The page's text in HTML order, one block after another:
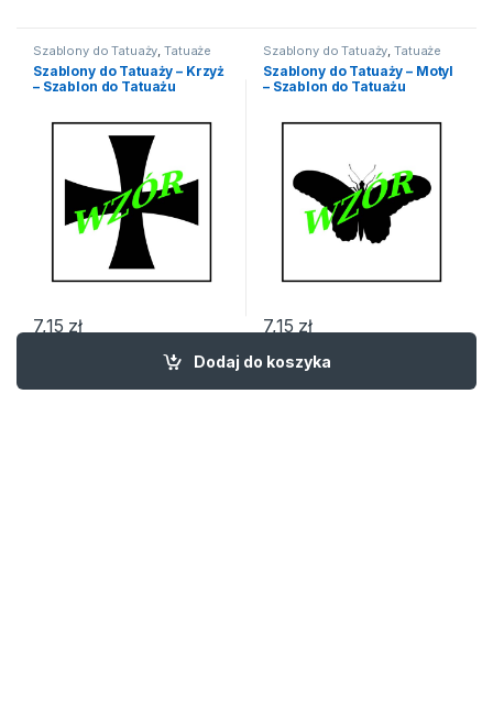
Dodaj do koszyka
Szablony do Tatuaży,Tatuaże
Szablony do Tatuaży – Krzyż
– Szablon do Tatuażu
7,15 zł
Szablony do Tatuaży,Tatuaże
Szablony do Tatuaży – Motyl
– Szablon do Tatuażu
7,15 zł